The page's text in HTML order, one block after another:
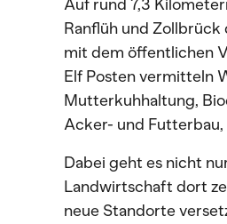
Auf rund 7,3
Ranflüh und
mit dem öffentlichen
Elf Posten vermitteln
Mutterkuhhaltung,
Acker- und
Dabei geht es nicht
Landwirtschaft dort
neue Standorte